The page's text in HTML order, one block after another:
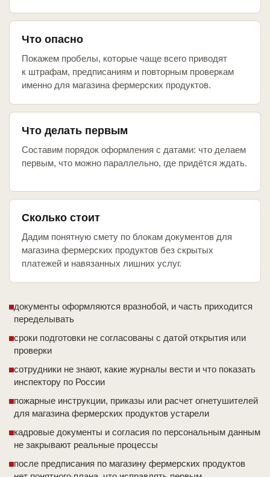
Что опасно
Покажем пробелы, которые чаще всего приводят
к штрафам, предписаниям и повторным проверкам
именно для магазина фермерских продуктов.
Что делать первым
Составим порядок оформления с датами: что делаем
первым, что можно параллельно, где придётся ждать.
Сколько стоит
Дадим понятную смету по блокам документов для
магазина фермерских продуктов без скрытых
платежей и навязанных лишних услуг.
документы оформляются вразнобой, и часть приходится
переделывать
сроки подготовки не согласованы с датой открытия или
проверки
сотрудники не знают, какие журналы вести и что показать
инспектору по России
пожарные инструкции, приказы или расчет огнетушителей
для магазина фермерских продуктов устарели
кадровые документы и согласия по персональным данным
не закрывают реальные процессы
после предписания по магазину фермерских продуктов